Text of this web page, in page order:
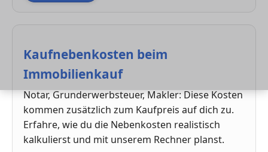
Kaufnebenkosten beim
Immobilienkauf
Notar, Grunderwerbsteuer, Makler: Diese Kosten
kommen zusätzlich zum Kaufpreis auf dich zu.
Erfahre, wie du die Nebenkosten realistisch
kalkulierst und mit unserem Rechner planst.